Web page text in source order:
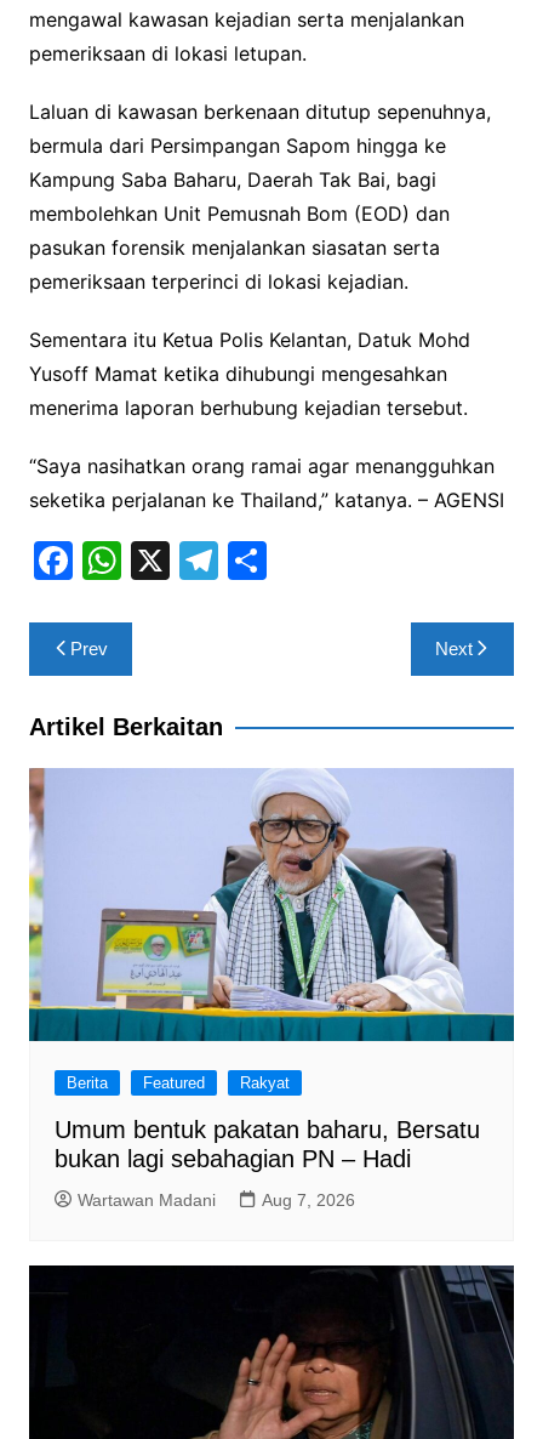
mengawal kawasan kejadian serta menjalankan
pemeriksaan di lokasi letupan.
Laluan di kawasan berkenaan ditutup sepenuhnya,
bermula dari Persimpangan Sapom hingga ke
Kampung Saba Baharu, Daerah Tak Bai, bagi
membolehkan Unit Pemusnah Bom (EOD) dan
pasukan forensik menjalankan siasatan serta
pemeriksaan terperinci di lokasi kejadian.
Sementara itu Ketua Polis Kelantan, Datuk Mohd
Yusoff Mamat ketika dihubungi mengesahkan
menerima laporan berhubung kejadian tersebut.
“Saya nasihatkan orang ramai agar menangguhkan
seketika perjalanan ke Thailand,” katanya. – AGENSI
F
c
e
b
W
at
s
A
X T
a
S
Post
navigation
Prev Next
Artikel Berkaitan
Berita Featured Rakyat
Umum bentuk pakatan baharu, Bersatu
bukan lagi sebahagian PN – Hadi
Wartawan Madani Aug 7, 2026